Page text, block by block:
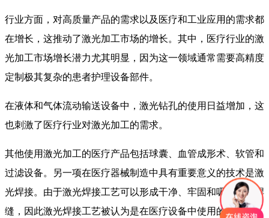
行业方面，对高质量产品的需求以及医疗和工业应用的需求都
在增长，这推动了激光加工市场的增长。其中，医疗行业的激
光加工市场增长潜力尤其明显，因为这一领域通常需要高精度
定制极其复杂的患者护理设备部件。
在液体和气体流动输送设备中，激光钻孔的使用日益增加，这
也刺激了医疗行业对激光加工的需求。
其他使用激光加工的医疗产品包括球囊、血管成形术、软管和
过滤设备。另一项在医疗器械制造中具有重要意义的技术是激
光焊接。由于激光焊接工艺可以形成干净、牢固和吸引人的焊
缝，因此激光焊接工艺被认为是在医疗设备中使用的理想工